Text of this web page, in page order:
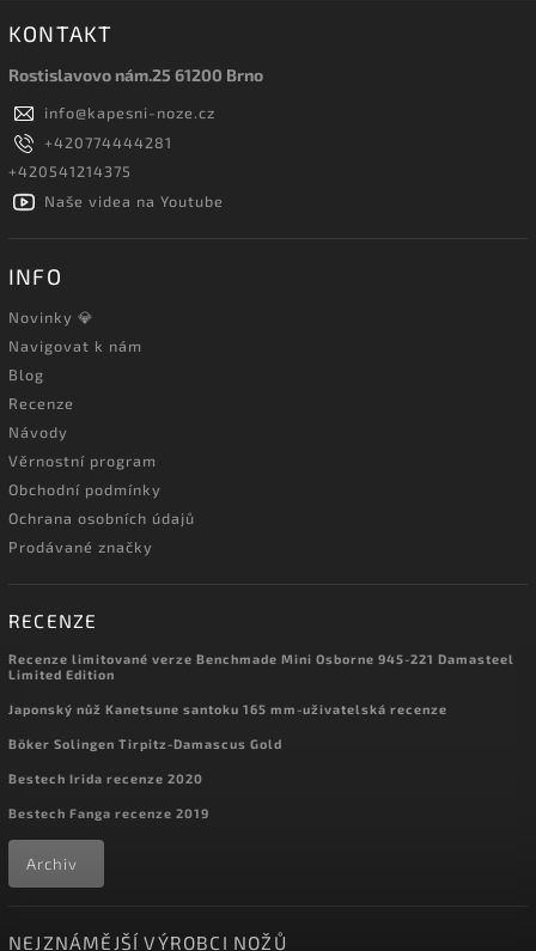
KONTAKT
Rostislavovo nám.25 61200 Brno
info@kapesni-noze.cz
+420774444281
+420541214375
Naše videa na Youtube
INFO
Novinky 💎
Navigovat k nám
Blog
Recenze
Návody
Věrnostní program
Obchodní podmínky
Ochrana osobních údajů
Prodávané značky
RECENZE
Recenze limitované verze Benchmade Mini Osborne 945-221 Damasteel
Limited Edition
Japonský nůž Kanetsune santoku 165 mm-uživatelská recenze
Böker Solingen Tirpitz-Damascus Gold
Bestech Irida recenze 2020
Bestech Fanga recenze 2019
Archiv
NEJZNÁMĚJŠÍ VÝROBCI NOŽŮ